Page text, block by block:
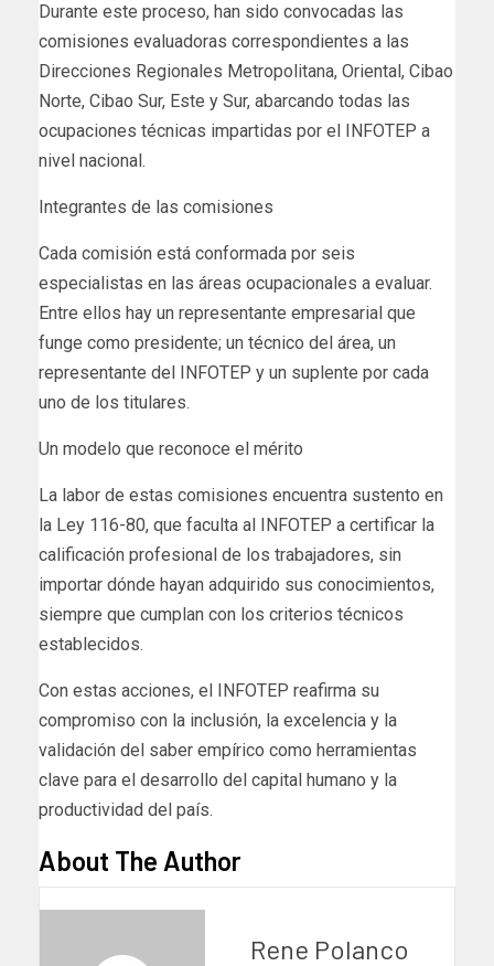
Durante este proceso, han sido convocadas las
comisiones evaluadoras correspondientes a las
Direcciones Regionales Metropolitana, Oriental, Cibao
Norte, Cibao Sur, Este y Sur, abarcando todas las
ocupaciones técnicas impartidas por el INFOTEP a
nivel nacional.
Integrantes de las comisiones
Cada comisión está conformada por seis
especialistas en las áreas ocupacionales a evaluar.
Entre ellos hay un representante empresarial que
funge como presidente; un técnico del área, un
representante del INFOTEP y un suplente por cada
uno de los titulares.
Un modelo que reconoce el mérito
La labor de estas comisiones encuentra sustento en
la Ley 116-80, que faculta al INFOTEP a certificar la
calificación profesional de los trabajadores, sin
importar dónde hayan adquirido sus conocimientos,
siempre que cumplan con los criterios técnicos
establecidos.
Con estas acciones, el INFOTEP reafirma su
compromiso con la inclusión, la excelencia y la
validación del saber empírico como herramientas
clave para el desarrollo del capital humano y la
productividad del país.
About The Author
Rene Polanco